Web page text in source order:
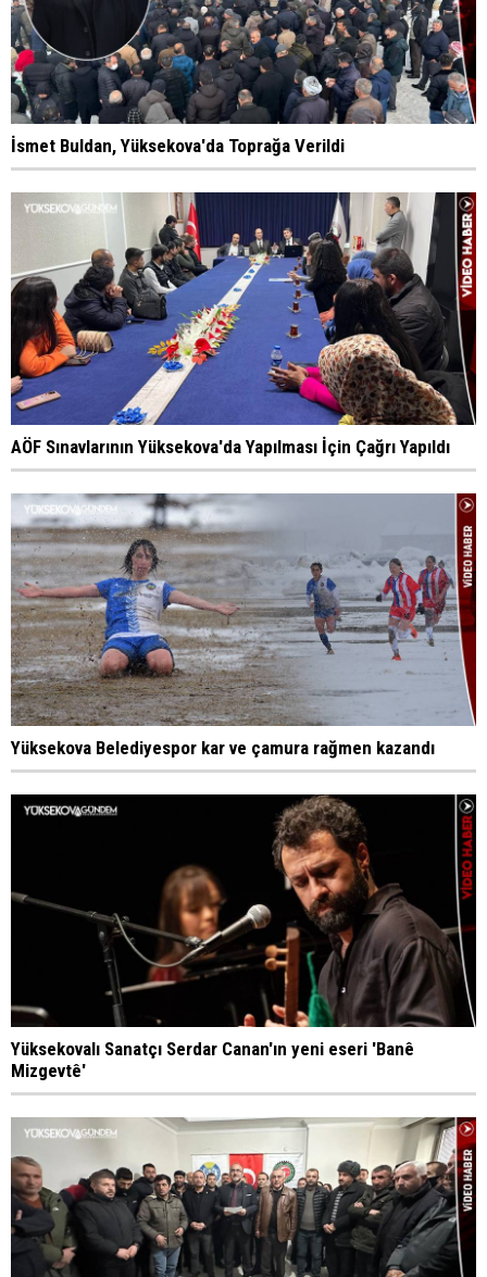
İsmet Buldan, Yüksekova'da Toprağa Verildi
AÖF Sınavlarının Yüksekova'da Yapılması İçin Çağrı Yapıldı
Yüksekova Belediyespor kar ve çamura rağmen kazandı
Yüksekovalı Sanatçı Serdar Canan'ın yeni eseri 'Banê
Mizgevtê'